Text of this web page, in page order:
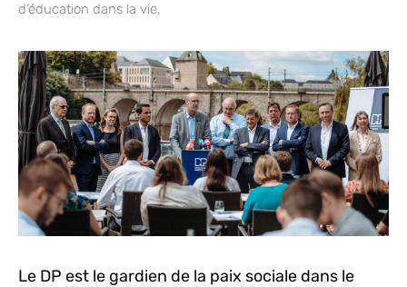
d’éducation dans la vie.
Le DP est le gardien de la paix sociale dans le